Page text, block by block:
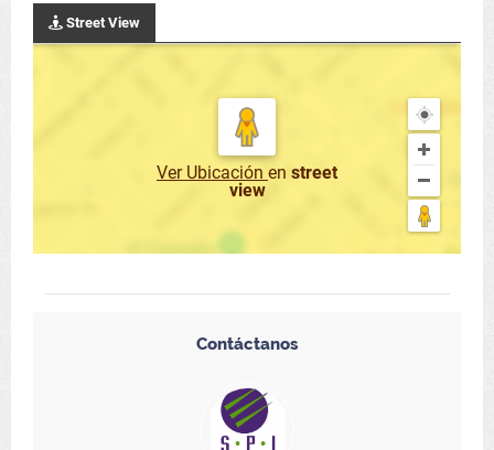
Street View
Ver Ubicación en street
view
Contáctanos